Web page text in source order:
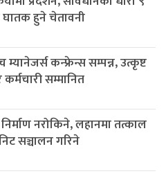
हुने चेतावनी
कन्फ्रेन्स सम्पन्न, उत्कृष्ट
सम्मानित
नरोकिने, लहानमा तत्काल
सञ्चालन गरिने